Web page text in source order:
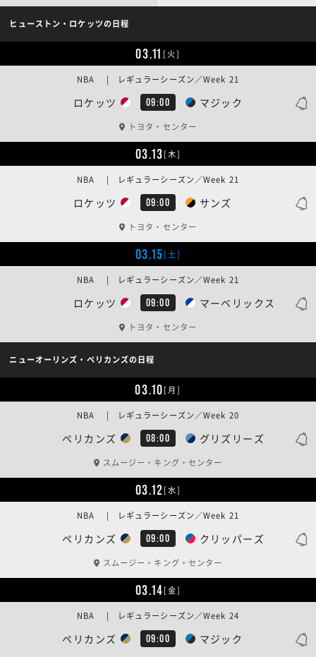
ヒューストン・ロケッツの日程
03.11 [火]
ロケッツ 09:00 マジック
NBA | レギュラーシーズン／Week 21
トヨタ・センター
03.13[木]
ロケッツ 09:00 サンズ
NBA | レギュラーシーズン／Week 21
トヨタ・センター
03.15[土]
ロケッツ 09:00 マーベリックス
NBA | レギュラーシーズン／Week 21
トヨタ・センター
ニューオーリンズ・ペリカンズの日程
03.10[月]
ペリカンズ 08:00 グリズリーズ
NBA | レギュラーシーズン／Week 20
スムージー・キング・センター
03.12[水]
ペリカンズ 09:00 クリッパーズ
NBA | レギュラーシーズン／Week 21
スムージー・キング・センター
03.14[金]
ペリカンズ 09:00 マジック
NBA | レギュラーシーズン／Week 24